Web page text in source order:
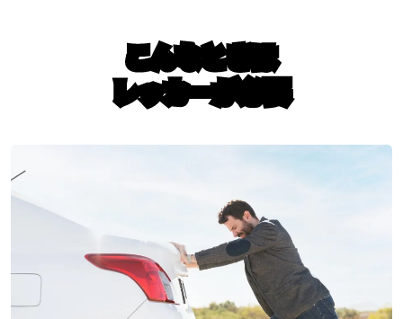
こんなときは
レッカーが必要